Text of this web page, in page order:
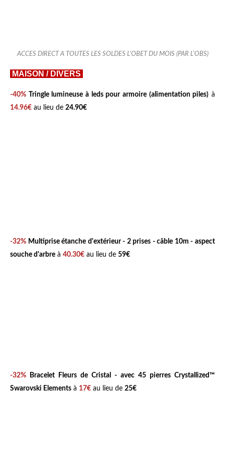
ACCES DIRECT A TOUTES LES SOLDES L'OBET DU MOIS (PAR L'OBS)
MAISON / DIVERS
-40% Tringle lumineuse à leds pour armoire (alimentation piles) à
14.96€ au lieu de 24.90€
-32% Multiprise étanche d'extérieur - 2 prises - câble 10m - aspect
souche d'arbre à 40.30€ au lieu de 59€
-32%
Bracelet Fleurs de Cristal - avec 45 pierres Crystallized™
Swarovski Elements à 17€ au lieu de 25€